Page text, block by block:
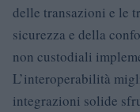
delle transazioni e le
sicurezza e della
non custodiali
L’interoperabilità
integrazioni solide